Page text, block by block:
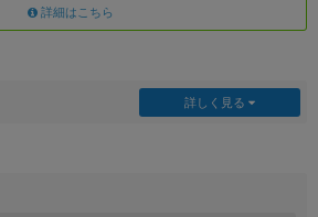
詳細はこちら
詳しく見る